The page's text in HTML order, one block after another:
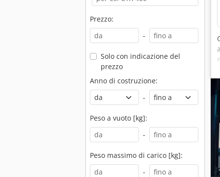
Prezzo:
-
Solo con indicazione del
prezzo
Anno di costruzione:
-
Peso a vuoto [kg]:
-
Peso massimo di carico [kg]:
-